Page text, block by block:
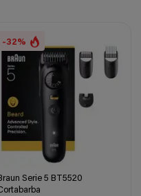
-32%
Serie 5 BT5520